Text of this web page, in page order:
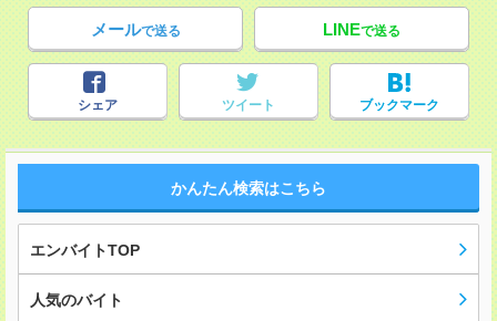
メールで送る LINEで送る
シェア ツイート ブックマーク
かんたん検索はこちら
エンバイトTOP
人気のバイト